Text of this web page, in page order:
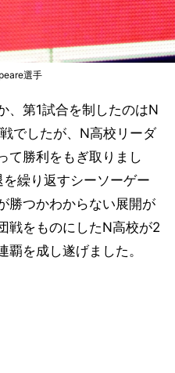
選手
、第1試合を制したのはN
でしたが、N高校リーダ
て勝利をもぎ取りまし
繰り返すシーソーゲー
勝つかわからない展開が
戦をものにしたN高校が2
を成し遂げました。